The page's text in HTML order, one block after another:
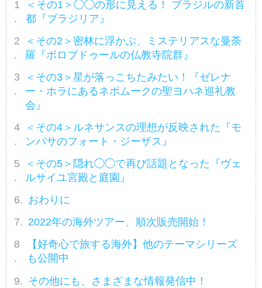
地球の多様性を理解して守り伝
球の記憶」を学び、旅に出る準
備をしましょう。世界遺産マニ
乗エピソードなども交え、世界
遺産のロマンについてシリーズ
＜その1＞◯◯の形に見える！ ブラジルの新首
都『ブラジリア』
＜その2＞密林に浮かぶ、ミステリアスな曼荼
羅『ボロブドゥールの仏教寺院群』
＜その3＞星が落っこちたみたい！『ゼレナ
ー・ホラにあるネポムークの聖ヨハネ巡礼教
会』
＜その4＞ルネサンスの理想が反映された『モ
ンバサのフォート・ジーザス』
＜その5＞隠れ◯◯で再び話題となった『ヴェ
ルサイユ宮殿と庭園』
おわりに
2022年の海外ツアー、順次販売開始！
【好奇心で旅する海外】他のテーマシリーズ
も公開中
その他にも、さまざまな情報発信中！